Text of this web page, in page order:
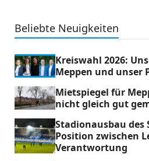
Beliebte Neuigkeiten
Kreiswahl 2026:
Meppen und unser
Mietspiegel für
nicht gleich gut
Stadionausbau des
Position zwischen
Verantwortung